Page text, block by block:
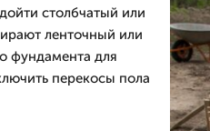
столбчатый или
ленточный или
фундамента для
перекосы пола